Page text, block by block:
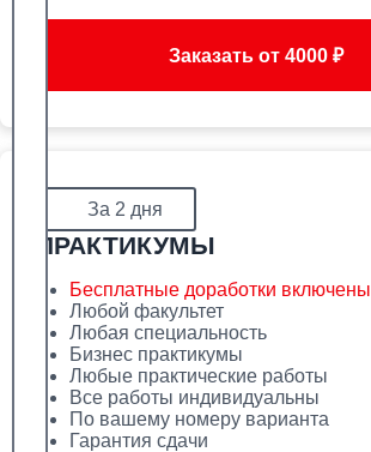
Заказать от 4000 ₽
За 2 дня
ПРАКТИКУМЫ
Бесплатные доработки включены
Любой факультет
Любая специальность
Бизнес практикумы
Любые практические работы
Все работы индивидуальны
По вашему номеру варианта
Гарантия сдачи